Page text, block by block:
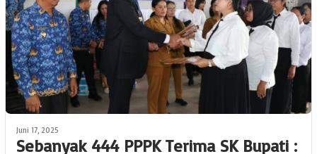
Juni 17, 2025
Sebanyak 444 PPPK Terima SK Bupati :